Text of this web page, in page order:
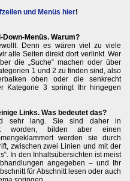
und Menüs hier!
Down-Menüs. Warum?
Denn es wären viel zu viele
alle Seiten direkt dort verlinkt. Wer
die „Suche“ machen oder über
1 und 2 zu finden sind, also
oben oder die senkrecht
Kategorie 3 springt Ihr hingegen
Links. Was bedeutet das?
sehr lang. Sie sind daher in
worden, bilden aber einen
werden sie durch
zwischen zwei Linien und mit der
In den Inhaltsübersichten ist meist
angegeben – und Ihr
für Abschnitt lesen oder auch